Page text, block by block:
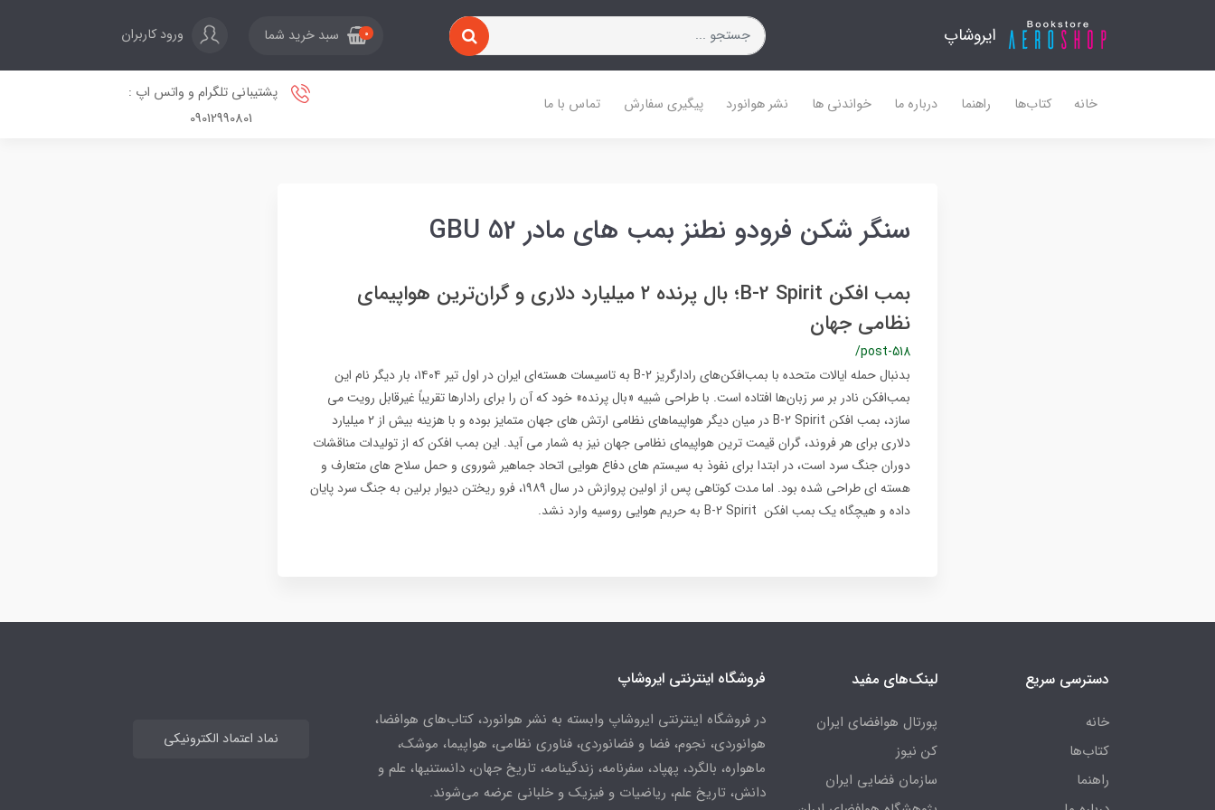
ایروشاپ 0 سبد خرید شما ورود کاربران
خانه کتاب‌ها راهنما درباره ما خواندنی ها نشر هوانورد پیگیری سفارش تماس با ما
پشتیبانی تلگرام و واتس اپ :
09012990801
سنگر شکن فرودو نطنز بمب های مادر GBU 52
بمب افکن B-2 Spirit؛ بال پرنده ۲ میلیارد دلاری و گران‌ترین هواپیمای
نظامی جهان
/post-518
بدنبال حمله ایالات متحده با بمب‌افکن‌های رادارگریز B-2 به تاسیسات هسته‌ای ایران در اول تیر ۱۴۰۴، بار دیگر نام این
بمب‌افکن نادر بر سر زبان‌ها افتاده است. با طراحی شبیه «بال پرنده» خود که آن را برای رادارها تقریباً غیرقابل رویت می
سازد، بمب افکن B-2 Spirit در میان دیگر هواپیماهای نظامی ارتش های جهان متمایز بوده و با هزینه بیش از ۲ میلیارد
دلاری برای هر فروند، گران قیمت ترین هواپیمای نظامی جهان نیز به شمار می آید. این بمب افکن که از تولیدات مناقشات
دوران جنگ سرد است، در ابتدا برای نفوذ به سیستم های دفاع هوایی اتحاد جماهیر شوروی و حمل سلاح های متعارف و
هسته ای طراحی شده بود. اما مدت کوتاهی پس از اولین پروازش در سال ۱۹۸۹، فرو ریختن دیوار برلین به جنگ سرد پایان
داده و هیچگاه یک بمب افکن B-2 Spirit به حریم هوایی روسیه وارد نشد.
دسترسی سریع
خانه
کتاب‌ها
راهنما
لینک‌های مفید
پورتال هوافضای ایران
کن نیوز
سازمان فضایی ایران
فروشگاه اینترنتی ایروشاپ
در فروشگاه اینترنتی ایروشاپ وابسته به نشر هوانورد، کتاب‌های هوافضا،
هوانوردی، نجوم، فضا و فضانوردی، فناوری نظامی، هواپیما، موشک،
ماهواره، بالگرد، پهپاد، سفرنامه، زندگینامه، تاریخ جهان، دانستنیها، علم و
دانش، تاریخ علم، ریاضیات و فیزیک و خلبانی عرضه می‌شوند.
نماد اعتماد الکترونیکی